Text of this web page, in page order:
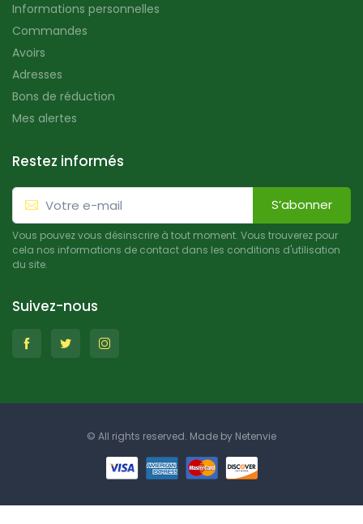
Informations personnelles
Commandes
Avoirs
Adresses
Bons de réduction
Mes alertes
Restez informés
S’abonner
Vous pouvez vous désinscrire à tout moment. Vous trouverez pour
cela nos informations de contact dans les conditions d'utilisation
du site.
Suivez-nous
© All rights reserved. Made by Netenvie